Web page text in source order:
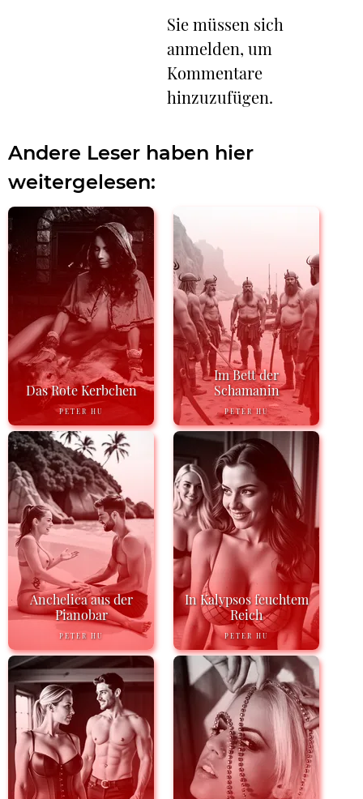
Sie müssen sich
anmelden, um
Kommentare
hinzuzufügen.
Andere Leser haben hier
weitergelesen:
Das Rote Kerbchen
PETER HU
Im Bett der
Schamanin
PETER HU
Anchelica aus der
Pianobar
PETER HU
In Kalypsos feuchtem
Reich
PETER HU